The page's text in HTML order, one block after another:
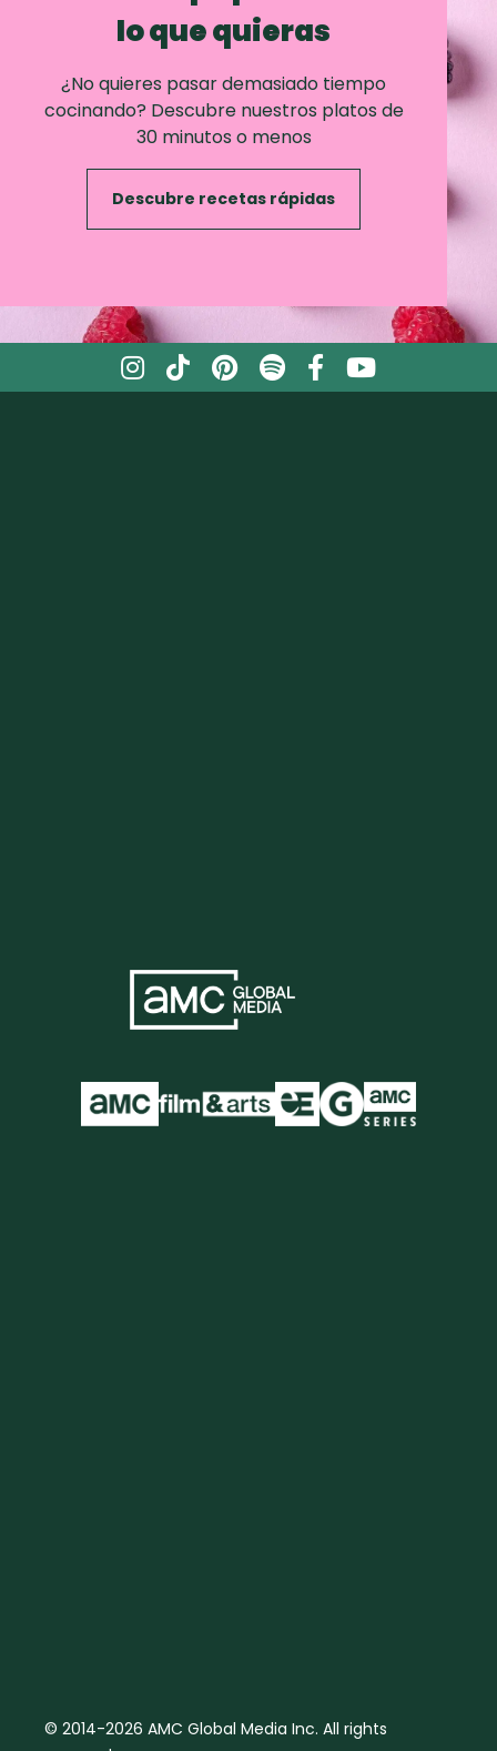
lo que quieras
¿No quieres pasar demasiado tiempo
cocinando? Descubre nuestros platos de
30 minutos o menos
Descubre recetas rápidas
© 2014-2026 AMC Global Media Inc. All rights